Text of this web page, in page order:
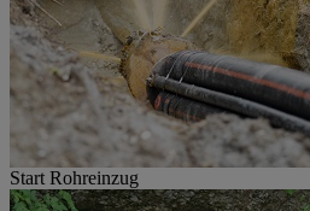
Start Rohreinzug